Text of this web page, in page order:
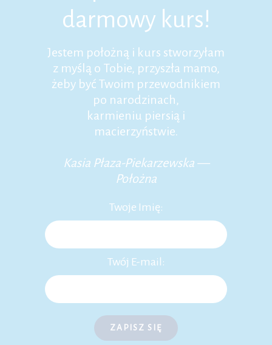
darmowy kurs!
Jestem położną i kurs stworzyłam
z myślą o Tobie, przyszła mamo,
żeby być Twoim przewodnikiem
po narodzinach,
karmieniu piersią i
macierzyństwie.
Kasia Płaza-Piekarzewska —
Położna
Twoje Imię:
Twój E-mail:
ZAPISZ SIĘ